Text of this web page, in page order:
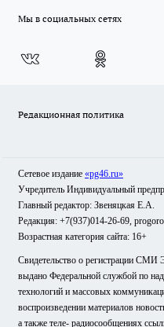
Мы в социальных сетях
Редакционная политика
Сетевое издание «pg46.ru»
Учредитель Индивидуальный
Главный редактор: Звеняцкая Е.А.
Редакция: +7(937)014-26-69,
Возрастная категория сайта: 16+
Свидетельство о регистрации
выдано Федеральной службой по
технологий и массовых
воспроизведении материалов
а также теле- радиосообщениях